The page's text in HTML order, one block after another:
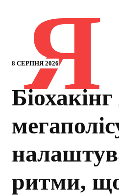
8 СЕРПНЯ 2026
Я
ритми,